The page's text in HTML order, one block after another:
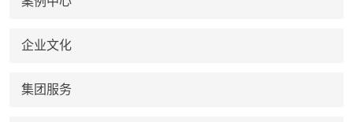
企业文化
集团服务